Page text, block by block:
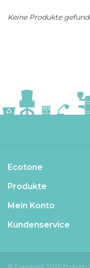
Keine Produkte
Ecotone
Produkte
Mein Konto
Kundenservice
© Copyright 2026 Ecotone